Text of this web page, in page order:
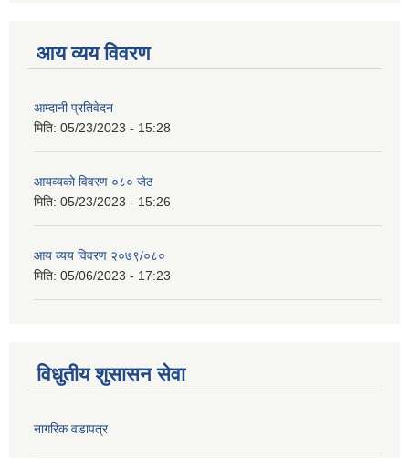
आय व्यय विवरण
आम्दानी प्रतिवेदन
मिति: 05/23/2023 - 15:28
आयव्यकाे विवरण ०८० जेठ
मिति: 05/23/2023 - 15:26
आय व्यय विवरण २०७९/०८०
मिति: 05/06/2023 - 17:23
विधुतीय शुसासन सेवा
नागरिक वडापत्र